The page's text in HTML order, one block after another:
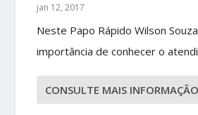
jan 12, 2017
Neste Papo Rápido Wilson
importância de conhecer o
CONSULTE MAIS INFORMAÇÃO